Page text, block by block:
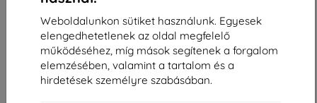
Weboldalunkon sütiket használunk. Egyesek
elengedhetetlenek az oldal megfelelő
működéséhez, míg mások segítenek a forgalom
elemzésében, valamint a tartalom és a
hirdetések személyre szabásában.
Utolsó darab raktáron Raktáron > 5 darab